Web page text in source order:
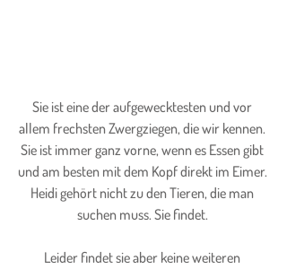
Sie ist eine der aufgewecktesten und vor
allem frechsten Zwergziegen, die wir kennen.
Sie ist immer ganz vorne, wenn es Essen gibt
und am besten mit dem Kopf direkt im Eimer.
Heidi gehört nicht zu den Tieren, die man
suchen muss. Sie findet.
Leider findet sie aber keine weiteren